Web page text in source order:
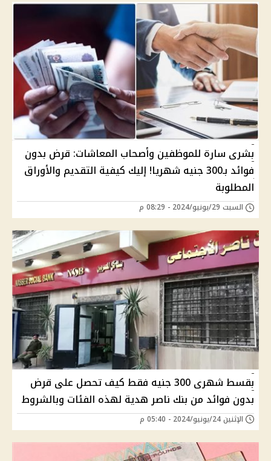
بشرى سارة للموظفين وأصحاب المعاشات: قرض بدون
فوائد بـ300 جنيه شهريا! إليك كيفية التقديم والأوراق
المطلوبة
السبت 29/يونيو/2024 - 08:29 م
بقسط شهرى 300 جنيه فقط كيف تحصل على قرض
بدون فوائد من بنك ناصر هدية لهذه الفئات وبالشروط
الإثنين 24/يونيو/2024 - 05:40 م